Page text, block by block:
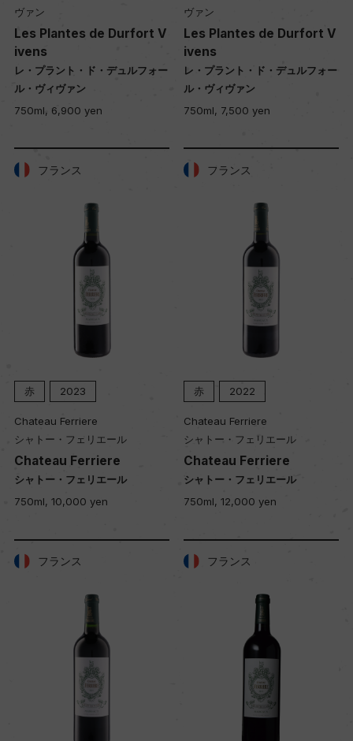
ヴァン
Les Plantes de Durfort V
ivens
レ・プラント・ド・デュルフォー
ル・ヴィヴァン
750ml, 6,900 yen
ヴァン
Les Plantes de Durfort V
ivens
レ・プラント・ド・デュルフォー
ル・ヴィヴァン
750ml, 7,500 yen
フランス
赤 2023
Chateau Ferriere
シャトー・フェリエール
Chateau Ferriere
シャトー・フェリエール
750ml, 10,000 yen
フランス
赤 2022
Chateau Ferriere
シャトー・フェリエール
Chateau Ferriere
シャトー・フェリエール
750ml, 12,000 yen
フランス フランス